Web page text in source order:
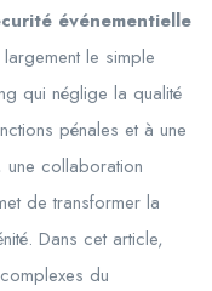
événementielle
le simple
qui néglige la qualité
pénales et à une
une collaboration
de transformer la
Dans cet article,
du